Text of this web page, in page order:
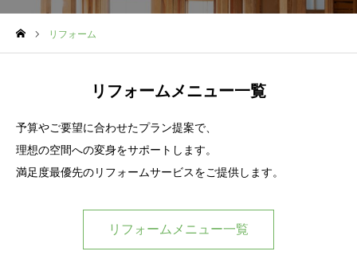
リフォーム
リフォームメニュー一覧
予算やご要望に合わせたプラン提案で、
理想の空間への変身をサポートします。
満足度最優先のリフォームサービスをご提供します。
リフォームメニュー一覧
リフォーム